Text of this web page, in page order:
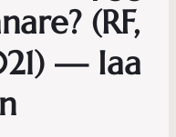
(RF,
— Iaa